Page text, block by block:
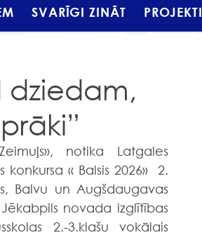
SVARĪGI ZINĀT PROJEKTI
dziedam,
« Balsis 2026»  2.
Balvu un Augšdaugavas
novada izglītības
2.-3.klašu vokālais